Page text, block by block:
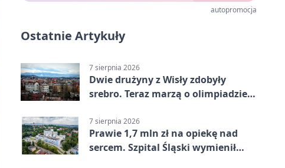
autopromocja
Ostatnie Artykuły
7 sierpnia 2026
Dwie drużyny z Wisły zdobyły
srebro. Teraz marzą o olimpiadzie
7 sierpnia 2026
Prawie 1,7 mln zł na opiekę nad
sercem. Szpital Śląski wymienił